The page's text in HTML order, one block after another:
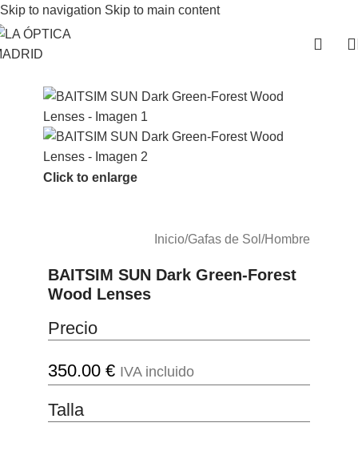
Skip to navigation Skip to main content
Click to enlarge
Inicio/Gafas de Sol/Hombre
BAITSIM SUN Dark Green-Forest
Wood Lenses
Precio
350.00 € IVA incluido
Talla